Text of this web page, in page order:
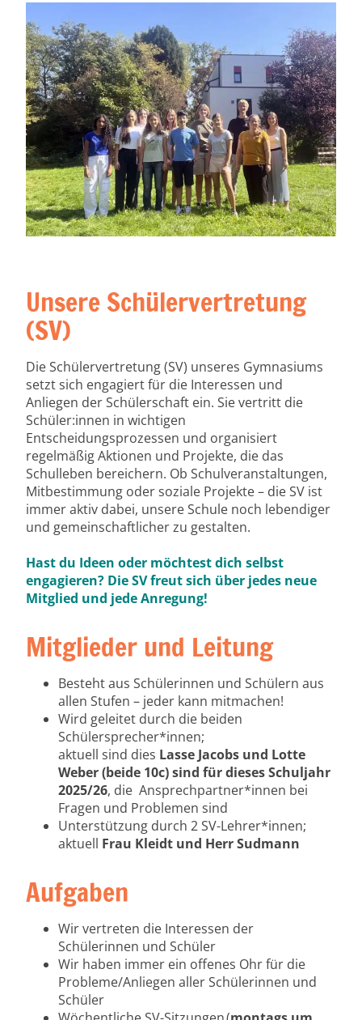
Unsere Schülervertretung
(SV)
Die Schülervertretung (SV) unseres Gymnasiums
setzt sich engagiert für die Interessen und
Anliegen der Schülerschaft ein. Sie vertritt die
Schüler:innen in wichtigen
Entscheidungsprozessen und organisiert
regelmäßig Aktionen und Projekte, die das
Schulleben bereichern. Ob Schulveranstaltungen,
Mitbestimmung oder soziale Projekte – die SV ist
immer aktiv dabei, unsere Schule noch lebendiger
und gemeinschaftlicher zu gestalten.
Hast du Ideen oder möchtest dich selbst
engagieren? Die SV freut sich über jedes neue
Mitglied und jede Anregung!
Mitglieder und Leitung
Besteht aus Schülerinnen und Schülern aus
allen Stufen – jeder kann mitmachen!
Wird geleitet durch die beiden
Schülersprecher*innen;
aktuell sind dies Lasse Jacobs und Lotte
Weber (beide 10c) sind für dieses Schuljahr
2025/26, die Ansprechpartner*innen bei
Fragen und Problemen sind
Unterstützung durch 2 SV-Lehrer*innen;
aktuell Frau Kleidt und Herr Sudmann
Aufgaben
Wir vertreten die Interessen der
Schülerinnen und Schüler
Wir haben immer ein offenes Ohr für die
Probleme/Anliegen aller Schülerinnen und
Schüler